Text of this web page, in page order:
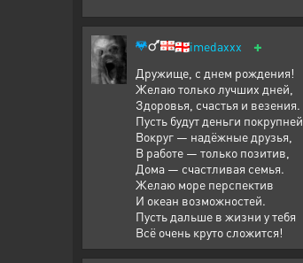
🇬🇪imedaxxx +
Дружище, с днем рождения!
Желаю только лучших дней,
Здоровья, счастья и везения.
Пусть будут деньги покрупней,
Вокруг — надёжные друзья,
В работе — только позитив,
Дома — счастливая семья.
Желаю море перспектив
И океан возможностей.
Пусть дальше в жизни у тебя
Всё очень круто сложится!